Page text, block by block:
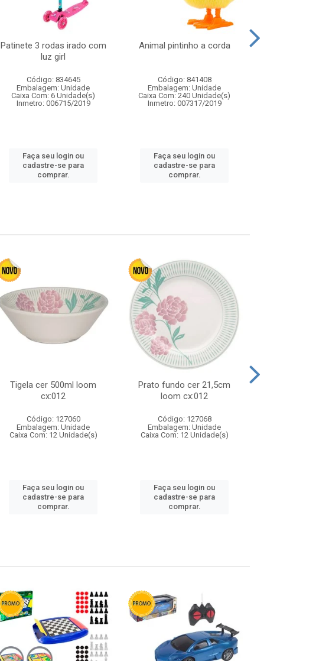
Patinete 3 rodas irado com
luz girl
Código: 834645
Embalagem: Unidade
Caixa Com: 6 Unidade(s)
Inmetro: 006715/2019
Faça seu login ou
cadastre-se para
comprar.
Animal pintinho a corda
Código: 841408
Embalagem: Unidade
Caixa Com: 240 Unidade(s)
Inmetro: 007317/2019
Faça seu login ou
cadastre-se para
comprar.
Tigela cer 500ml loom
cx:012
Código: 127060
Embalagem: Unidade
Caixa Com: 12 Unidade(s)
Faça seu login ou
cadastre-se para
comprar.
Prato fundo cer 21,5cm
loom cx:012
Código: 127068
Embalagem: Unidade
Caixa Com: 12 Unidade(s)
Faça seu login ou
cadastre-se para
comprar.